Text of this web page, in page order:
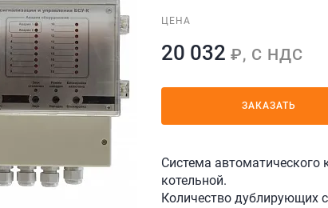
ЦЕНА
20 032 ₽, С НДС
ЗАКАЗАТЬ
Система автоматического
котельной.
Количество дублирующих